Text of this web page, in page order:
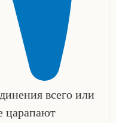
всего или
царапают